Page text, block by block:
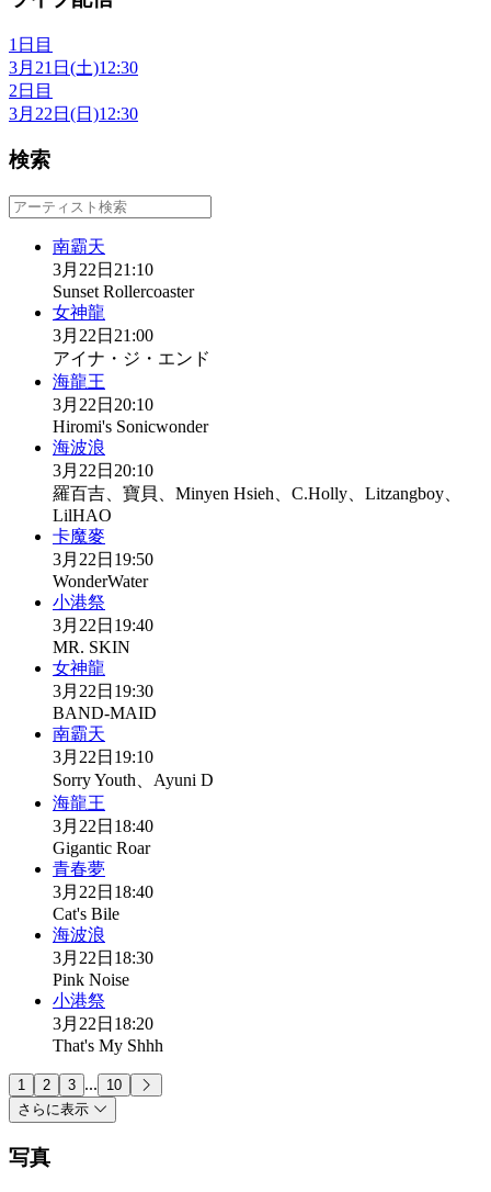
1日目
3月21日(土)12:30
2日目
3月22日(日)12:30
検索
南霸天
3月22日 21:10
Sunset Rollercoaster
女神龍
3月22日 21:00
アイナ・ジ・エンド
海龍王
3月22日 20:10
Hiromi's Sonicwonder
海波浪
3月22日 20:10
羅百吉、寶貝、Minyen Hsieh、C.Holly、Litzangboy、
LilHAO
卡魔麥
3月22日 19:50
WonderWater
小港祭
3月22日 19:40
MR. SKIN
女神龍
3月22日 19:30
BAND-MAID
南霸天
3月22日 19:10
Sorry Youth、Ayuni D
海龍王
3月22日 18:40
Gigantic Roar
青春夢
3月22日 18:40
Cat's Bile
海波浪
3月22日 18:30
Pink Noise
小港祭
3月22日 18:20
That's My Shhh
1 2 3 ...
10
さらに表示
写真